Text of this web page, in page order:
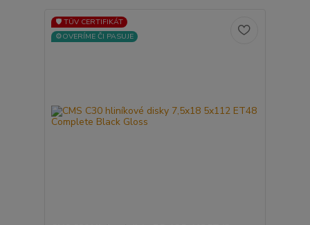
🛡️ TÜV CERTIFIKÁT
⚙️OVERÍME ČI PASUJE